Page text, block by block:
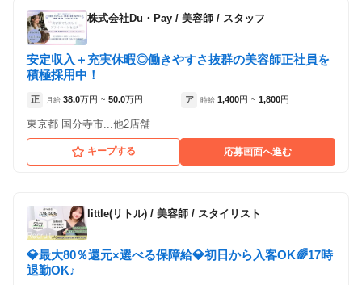
株式会社Du・Pay / 美容師 / スタッフ
安定収入＋充実休暇◎働きやすさ抜群の美容師正社員を
積極採用中！
正 月給 38.0万円 ~ 50.0万円 ア 時給 1,400円 ~ 1,800円
東京都 国分寺市...他2店舗
キープする 応募画面へ進む
little(リトル) / 美容師 / スタイリスト
💎最大80％還元×選べる保障給💎初日から入客OK🌈17時
退勤OK♪